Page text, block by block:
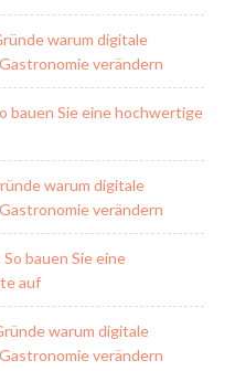
warum digitale
verändern
bauen Sie eine hochwertige
warum digitale
verändern
bauen Sie eine
auf
warum digitale
verändern